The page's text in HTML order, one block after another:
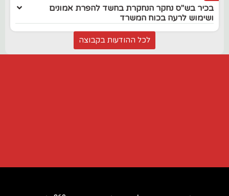
בכיר בש"ס נחקר הנחקרת בחשד להפרת אמונים
ושימוש לרעה בכוח המשרד
לכל ההודעות בקבוצה